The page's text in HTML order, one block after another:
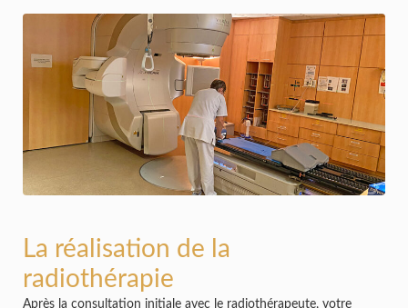
La réalisation de la
radiothérapie
Après la consultation initiale avec le radiothérapeute, votre